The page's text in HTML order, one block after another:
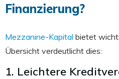
Finanzierung?
Mezzanine-Kapital bietet
Übersicht verdeutlicht dies:
1. Leichtere